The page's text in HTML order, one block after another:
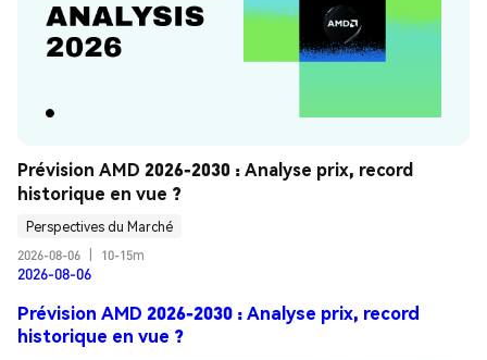
Prévision AMD 2026-2030 : Analyse prix, record
historique en vue ?
Perspectives du Marché
2026-08-06
10-15m
2026-08-06
Prévision AMD 2026-2030 : Analyse prix, record
historique en vue ?